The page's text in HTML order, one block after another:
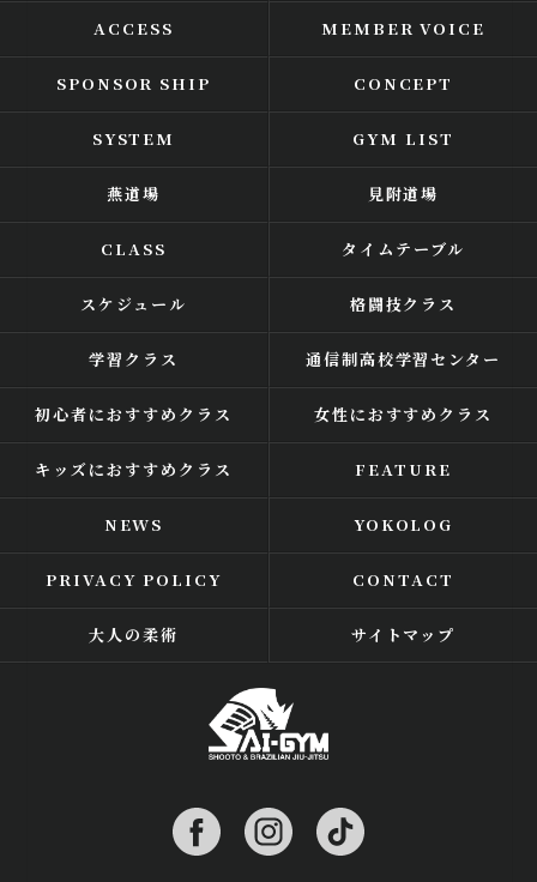
ACCESS MEMBER VOICE
SPONSOR SHIP CONCEPT
SYSTEM GYM LIST
燕道場 見附道場
CLASS タイムテーブル
スケジュール 格闘技クラス
学習クラス 通信制高校学習センター
初心者におすすめクラス 女性におすすめクラス
キッズにおすすめクラス FEATURE
NEWS YOKOLOG
PRIVACY POLICY CONTACT
大人の柔術 サイトマップ